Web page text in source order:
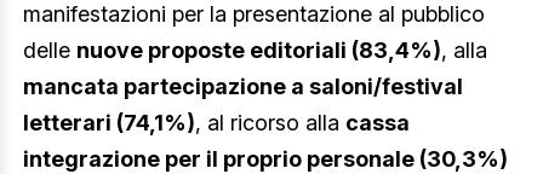
manifestazioni per la presentazione al pubblico
delle nuove proposte editoriali (83,4%), alla
mancata partecipazione a saloni/festival
letterari (74,1%), al ricorso alla cassa
integrazione per il proprio personale (30,3%)